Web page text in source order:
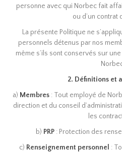
personne avec qui Norbec fait
ou d’un contrat
La présente Politique ne
personnels détenus par nos
même s’ils sont conservés sur
2. Définitions et
a) Membres: Tout employé de
direction et du conseil
les
b) PRP: Protection des
c) Renseignement personnel :